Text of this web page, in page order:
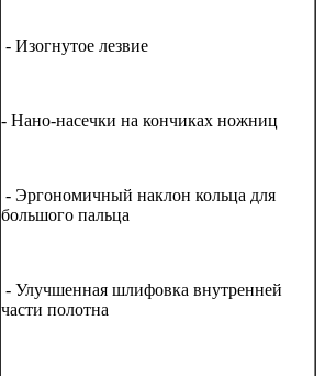
- Изогнутое лезвие
- Нано-насечки на кончиках ножниц
- Эргономичный наклон кольца для
большого пальца
- Улучшенная шлифовка внутренней
части полотна